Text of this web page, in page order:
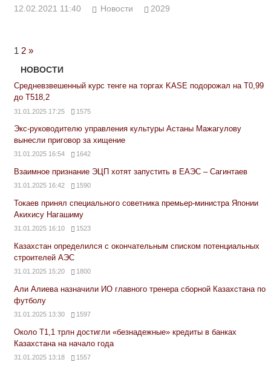
12.02.2021 11:40 Новости 2029
1 2 Next
Posts
»
НОВОСТИ
Средневзвешенный курс тенге на торгах KASE подорожал на Т0,99
до Т518,2
31.01.2025 17:25 1575
Экс-руководителю управления культуры Астаны Мажагулову
вынесли приговор за хищение
31.01.2025 16:54 1642
Взаимное признание ЭЦП хотят запустить в ЕАЭС – Сагинтаев
31.01.2025 16:42 1590
Токаев принял специального советника премьер-министра Японии
Акихису Нагашиму
31.01.2025 16:10 1523
Казахстан определился с окончательным списком потенциальных
строителей АЭС
31.01.2025 15:20 1800
Али Алиева назначили ИО главного тренера сборной Казахстана по
футболу
31.01.2025 13:30 1597
Около Т1,1 трлн достигли «безнадежные» кредиты в банках
Казахстана на начало года
31.01.2025 13:18 1557